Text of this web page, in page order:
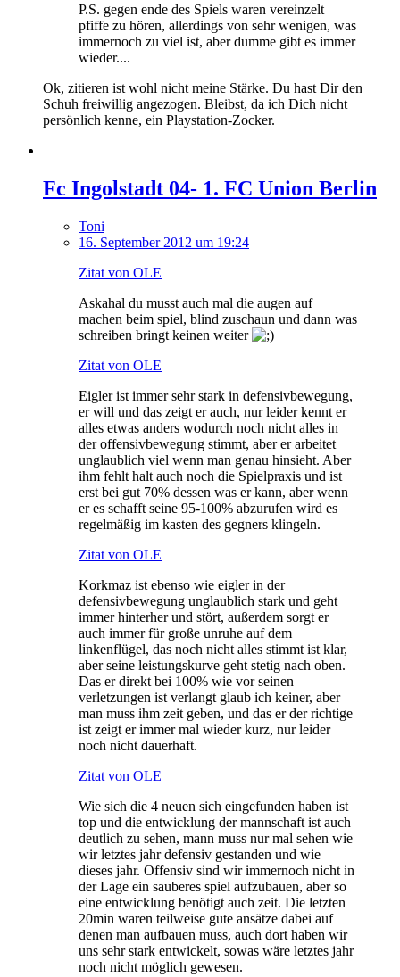
P.S. gegen ende des Spiels waren vereinzelt
pfiffe zu hören, allerdings von sehr wenigen, was
immernoch zu viel ist, aber dumme gibt es immer
wieder....
Ok, zitieren ist wohl nicht meine Stärke. Du hast Dir den
Schuh freiwillig angezogen. Bleibst, da ich Dich nicht
persönlich kenne, ein Playstation-Zocker.
Fc Ingolstadt 04- 1. FC Union Berlin
Toni
16. September 2012 um 19:24
Zitat von OLE
Askahal du musst auch mal die augen auf
machen beim spiel, blind zuschaun und dann was
schreiben bringt keinen weiter
Zitat von OLE
Eigler ist immer sehr stark in defensivbewegung,
er will und das zeigt er auch, nur leider kennt er
alles etwas anders wodurch noch nicht alles in
der offensivbewegung stimmt, aber er arbeitet
unglaublich viel wenn man genau hinsieht. Aber
ihm fehlt halt auch noch die Spielpraxis und ist
erst bei gut 70% dessen was er kann, aber wenn
er es schafft seine 95-100% abzurufen wird es
regelmäßig im kasten des gegners klingeln.
Zitat von OLE
Korkmaz ist ebenso wie eigler in der
defensivbewegung unglaublich stark und geht
immer hinterher und stört, außerdem sorgt er
auch immer für große unruhe auf dem
linkenflügel, das noch nicht alles stimmt ist klar,
aber seine leistungskurve geht stetig nach oben.
Das er direkt bei 100% wie vor seinen
verletzungen ist verlangt glaub ich keiner, aber
man muss ihm zeit geben, und das er der richtige
ist zeigt er immer mal wieder kurz, nur leider
noch nicht dauerhaft.
Zitat von OLE
Wie sich die 4 neuen sich eingefunden haben ist
top und die entwicklung der mannschaft ist auch
deutlich zu sehen, mann muss nur mal sehen wie
wir letztes jahr defensiv gestanden und wie
dieses jahr. Offensiv sind wir immernoch nicht in
der Lage ein sauberes spiel aufzubauen, aber so
eine entwicklung benötigt auch zeit. Die letzten
20min waren teilweise gute ansätze dabei auf
denen man aufbauen muss, auch dort haben wir
uns sehr stark entwickelt, sowas wäre letztes jahr
noch nicht möglich gewesen.